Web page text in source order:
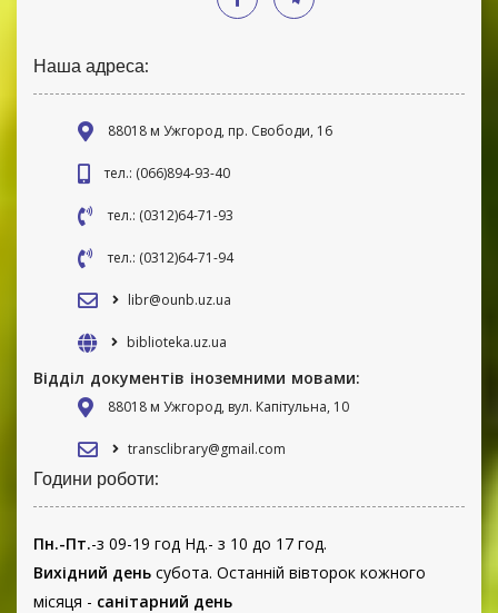
Наша адреса:
88018 м Ужгород, пр. Свободи, 16
тел.: (066)894-93-40
тел.: (0312)64-71-93
тел.: (0312)64-71-94
libr@ounb.uz.ua
biblioteka.uz.ua
Відділ документів іноземними мовами:
88018 м Ужгород, вул. Капітульна, 10
transclibrary@gmail.com
Години роботи:
Пн.-Пт.-з 09-19 год Нд.- з 10 до 17 год.
Вихідний день субота. Останній вівторок кожного
місяця - санітарний день